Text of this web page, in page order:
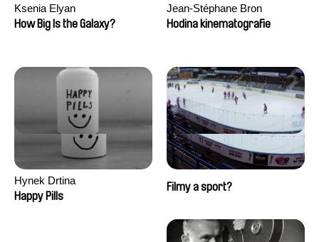
Ksenia Elyan
How Big Is the Galaxy?
Jean-Stéphane Bron
Hodina kinematografie
Hynek Drtina
Happy Pills
Filmy a sport?